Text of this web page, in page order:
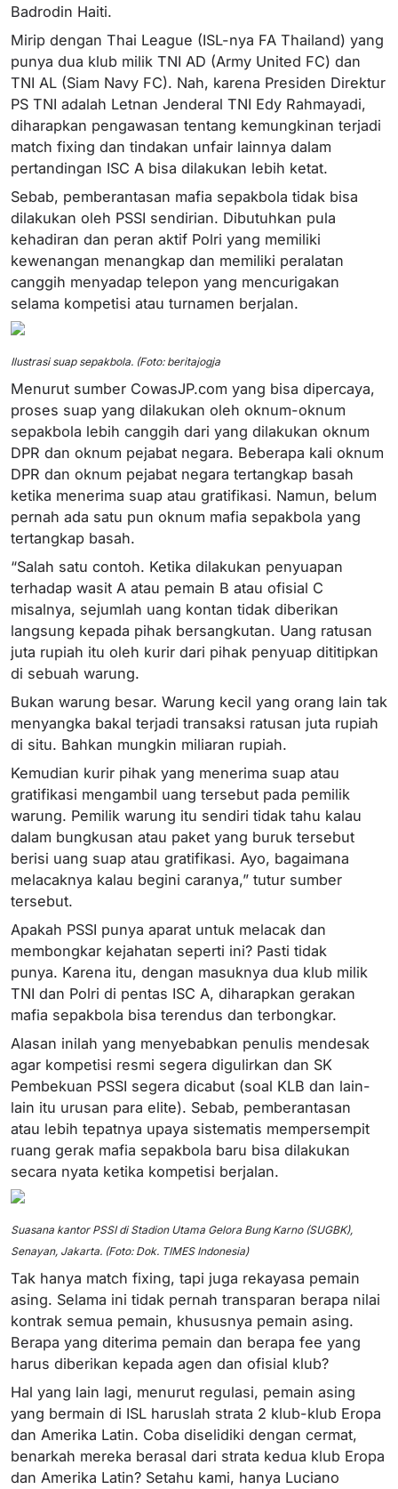
Badrodin Haiti.
Mirip dengan Thai League (ISL-nya FA Thailand) yang
punya dua klub milik TNI AD (Army United FC) dan
TNI AL (Siam Navy FC). Nah, karena Presiden Direktur
PS TNI adalah Letnan Jenderal TNI Edy Rahmayadi,
diharapkan pengawasan tentang kemungkinan terjadi
match fixing dan tindakan unfair lainnya dalam
pertandingan ISC A bisa dilakukan lebih ketat.
Sebab, pemberantasan mafia sepakbola tidak bisa
dilakukan oleh PSSI sendirian. Dibutuhkan pula
kehadiran dan peran aktif Polri yang memiliki
kewenangan menangkap dan memiliki peralatan
canggih menyadap telepon yang mencurigakan
selama kompetisi atau turnamen berjalan.
Ilustrasi suap sepakbola. (Foto: beritajogja
Menurut sumber CowasJP.com yang bisa dipercaya,
proses suap yang dilakukan oleh oknum-oknum
sepakbola lebih canggih dari yang dilakukan oknum
DPR dan oknum pejabat negara. Beberapa kali oknum
DPR dan oknum pejabat negara tertangkap basah
ketika menerima suap atau gratifikasi. Namun, belum
pernah ada satu pun oknum mafia sepakbola yang
tertangkap basah.
“Salah satu contoh. Ketika dilakukan penyuapan
terhadap wasit A atau pemain B atau ofisial C
misalnya, sejumlah uang kontan tidak diberikan
langsung kepada pihak bersangkutan. Uang ratusan
juta rupiah itu oleh kurir dari pihak penyuap dititipkan
di sebuah warung.
Bukan warung besar. Warung kecil yang orang lain tak
menyangka bakal terjadi transaksi ratusan juta rupiah
di situ. Bahkan mungkin miliaran rupiah.
Kemudian kurir pihak yang menerima suap atau
gratifikasi mengambil uang tersebut pada pemilik
warung. Pemilik warung itu sendiri tidak tahu kalau
dalam bungkusan atau paket yang buruk tersebut
berisi uang suap atau gratifikasi. Ayo, bagaimana
melacaknya kalau begini caranya,” tutur sumber
tersebut.
Apakah PSSI punya aparat untuk melacak dan
membongkar kejahatan seperti ini? Pasti tidak
punya. Karena itu, dengan masuknya dua klub milik
TNI dan Polri di pentas ISC A, diharapkan gerakan
mafia sepakbola bisa terendus dan terbongkar.
Alasan inilah yang menyebabkan penulis mendesak
agar kompetisi resmi segera digulirkan dan SK
Pembekuan PSSI segera dicabut (soal KLB dan lain-
lain itu urusan para elite). Sebab, pemberantasan
atau lebih tepatnya upaya sistematis mempersempit
ruang gerak mafia sepakbola baru bisa dilakukan
secara nyata ketika kompetisi berjalan.
Suasana kantor PSSI di Stadion Utama Gelora Bung Karno (SUGBK),
Senayan, Jakarta. (Foto: Dok. TIMES Indonesia)
Tak hanya match fixing, tapi juga rekayasa pemain
asing. Selama ini tidak pernah transparan berapa nilai
kontrak semua pemain, khususnya pemain asing.
Berapa yang diterima pemain dan berapa fee yang
harus diberikan kepada agen dan ofisial klub?
Hal yang lain lagi, menurut regulasi, pemain asing
yang bermain di ISL haruslah strata 2 klub-klub Eropa
dan Amerika Latin. Coba diselidiki dengan cermat,
benarkah mereka berasal dari strata kedua klub Eropa
dan Amerika Latin? Setahu kami, hanya Luciano